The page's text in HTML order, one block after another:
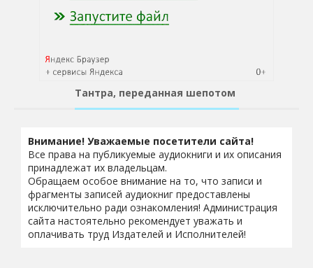
Тантра, переданная шепотом
Внимание! Уважаемые посетители сайта!
Все права на публикуемые аудиокниги и их описания
принадлежат их владельцам.
Обращаем особое внимание на то, что записи и
фрагменты записей аудиокниг предоставлены
исключительно ради ознакомления! Администрация
сайта настоятельно рекомендует уважать и
оплачивать труд Издателей и Исполнителей!